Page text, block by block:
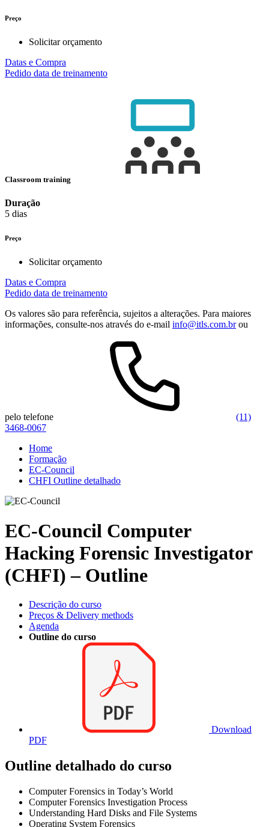
Preço
Solicitar orçamento
Datas e Compra
Pedido data de treinamento
Classroom training
Duração
5 dias
Preço
Solicitar orçamento
Datas e Compra
Pedido data de treinamento
Os valores são para referência, sujeitos a alterações. Para maiores
informações, consulte-nos através do e-mail info@itls.com.brou
pelo telefone
(11)
3468-0067
Home
Formação
EC-Council
CHFI Outline detalhado
EC-Council Computer
Hacking Forensic Investigator
(CHFI) – Outline
Descrição do curso
Preços & Delivery methods
Agenda
Outline do curso
Download
PDF
Outline detalhado do curso
Computer Forensics in Today’s World
Computer Forensics Investigation Process
Understanding Hard Disks and File Systems
Operating System Forensics